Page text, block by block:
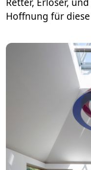
Hoffnung für